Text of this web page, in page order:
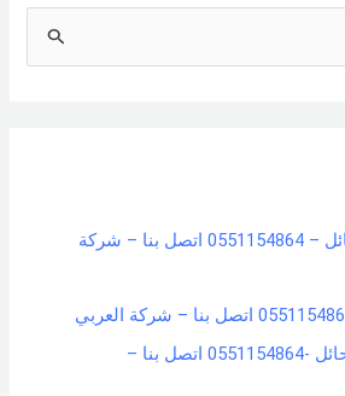
صيانة مكائن القهوة بحائل – 0551154864 اتصل بنا – شركة
شركة صيانة مكيفات بحائل -0551154864 اتصل بنا –